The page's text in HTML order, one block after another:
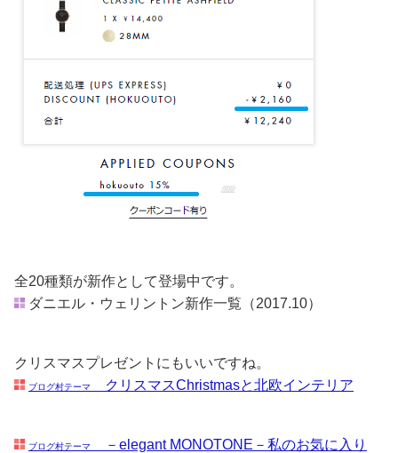
全20種類が新作として登場中です。
ダニエル・ウェリントン新作一覧（2017.10）
クリスマスプレゼントにもいいですね。
ブログ村テーマ クリスマスChristmasと北欧インテリア
ブログ村テーマ －elegant MONOTONE－私のお気に入り